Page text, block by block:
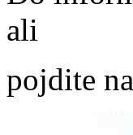
ali
pojdite na